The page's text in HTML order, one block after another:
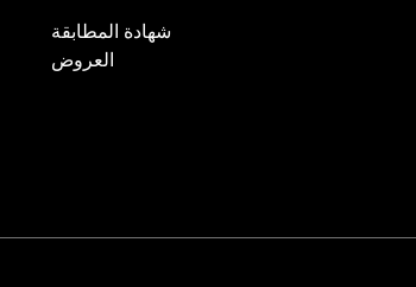
شهادة المطابقة
العروض